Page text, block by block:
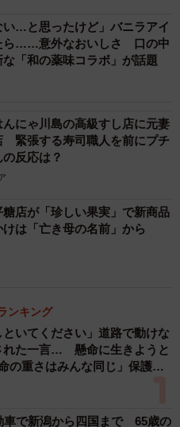
い…と思ったけど」バニラアイ
ら……意外なおいしさ 口の中
「和の薬味コラボ」が話題
にゃ川島の高級すし店に元妻
緊張する寿司職人を前にプチ
反応は？
店が「珍しい果実」で新商品
は「亡き母の名前」から
ンキング
といてください」道路で動けな
れた一言… 懸命に生きようと
の重さはみんな同じ」保護団
車で新潟から四国まで 65歳の